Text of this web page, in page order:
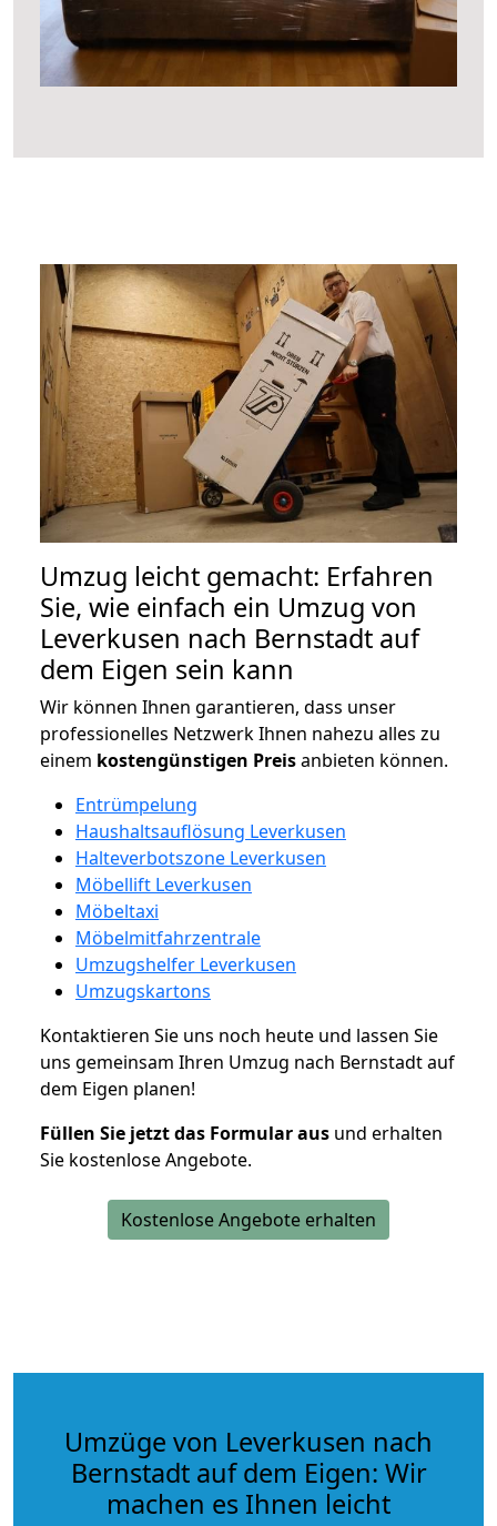
Umzug leicht gemacht: Erfahren
Sie, wie einfach ein Umzug von
Leverkusen nach Bernstadt auf
dem Eigen sein kann
Wir können Ihnen garantieren, dass unser
professionelles Netzwerk Ihnen nahezu alles zu
einem kostengünstigen Preisanbieten können.
Entrümpelung
Haushaltsauflösung Leverkusen
Halteverbotszone Leverkusen
Möbellift Leverkusen
Möbeltaxi
Möbelmitfahrzentrale
Umzugshelfer Leverkusen
Umzugskartons
Kontaktieren Sie uns noch heute und lassen Sie
uns gemeinsam Ihren Umzug nach Bernstadt auf
dem Eigen planen!
Füllen Sie jetzt das Formular aus und erhalten
Sie kostenlose Angebote.
Kostenlose Angebote erhalten
Umzüge von Leverkusen nach
Bernstadt auf dem Eigen: Wir
machen es Ihnen leicht